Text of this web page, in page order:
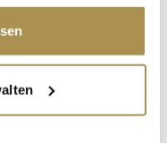
auf das Privacy
Lage
Meter genau sein